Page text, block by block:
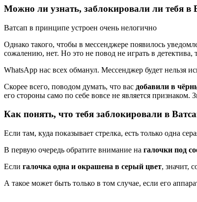
Можно ли узнать, заблокировали ли тебя в
Ватсап в принципе устроен очень нелогично
Однако такого, чтобы в мессенджере появилось
сожалению, нет. Но это не повод не играть в
WhatsApp нас всех обманул. Мессенджер будет нельзя
Скорее всего, поводом думать, что вас добавили в
его стороны само по себе вовсе не является признаком.
Как понять, что тебя заблокировали в
Если там, куда показывает стрелка, есть только одна
В первую очередь обратите внимание на галочки под
Если галочка одна и окрашена в серый цвет, значит,
А такое может быть только в том случае, если его